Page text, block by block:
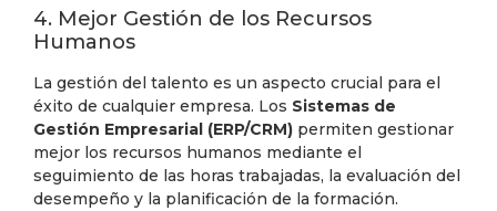
4. Mejor Gestión de los Recursos
Humanos
La gestión del talento es un aspecto crucial para el
éxito de cualquier empresa. Los Sistemas de
Gestión Empresarial (ERP/CRM) permiten gestionar
mejor los recursos humanos mediante el
seguimiento de las horas trabajadas, la evaluación del
desempeño y la planificación de la formación.